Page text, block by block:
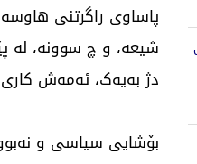
پاساوی راگرتنی
شیعە، و چ سوونە، لە
دژ بەیەک، ئەمەش کاری
بۆشایی سیاسی و